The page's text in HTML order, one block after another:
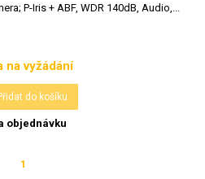
P-Iris + ABF, WDR 140dB, Audio,...
Cena
na vyžádání
do košíku
objednávku
1